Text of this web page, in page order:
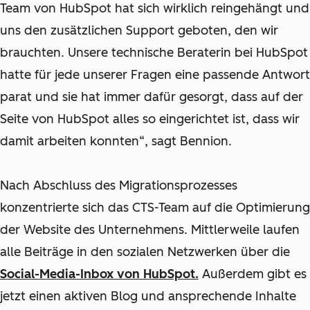
Team von HubSpot hat sich wirklich reingehängt und
uns den zusätzlichen Support geboten, den wir
brauchten. Unsere technische Beraterin bei HubSpot
hatte für jede unserer Fragen eine passende Antwort
parat und sie hat immer dafür gesorgt, dass auf der
Seite von HubSpot alles so eingerichtet ist, dass wir
damit arbeiten konnten“, sagt Bennion.
Nach Abschluss des Migrationsprozesses
konzentrierte sich das CTS-Team auf die Optimierung
der Website des Unternehmens. Mittlerweile laufen
alle Beiträge in den sozialen Netzwerken über die
Social-Media-Inbox von HubSpot. Außerdem gibt es
jetzt einen aktiven Blog und ansprechende Inhalte